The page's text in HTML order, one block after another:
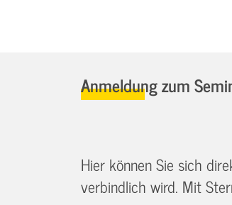
Anmeldung zum
Hier können Sie sich
verbindlich wird. Mit